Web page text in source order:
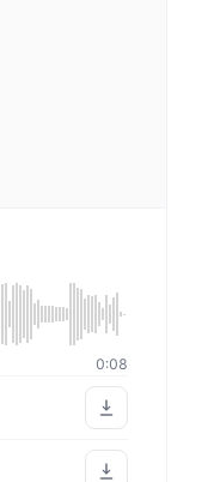
0:08